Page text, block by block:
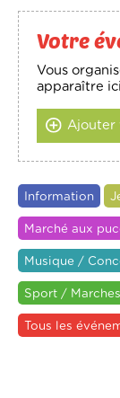
Votre
Vous
apparaître
Ajouter
Information
Marché aux
Musique /
Sport / Marches
Tous les